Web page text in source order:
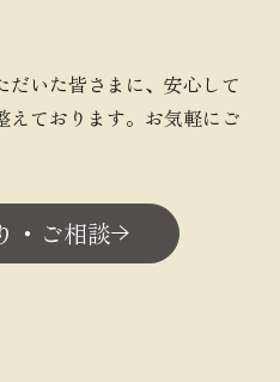
いた皆さまに、安心して
えております。お気軽にご
・ご相談